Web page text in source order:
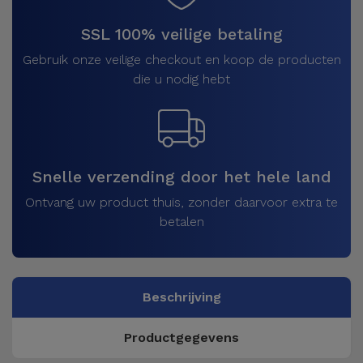
SSL 100% veilige betaling
Gebruik onze veilige checkout en koop de producten
die u nodig hebt
Snelle verzending door het hele land
Ontvang uw product thuis, zonder daarvoor extra te
betalen
Beschrijving
Productgegevens